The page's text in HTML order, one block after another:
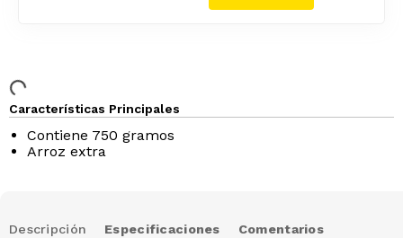
Características Principales
Contiene 750 gramos
Arroz extra
Descripción Especificaciones Comentarios